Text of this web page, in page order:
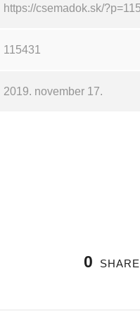
https://csemadok.sk/
115431
2019. november 17.
0